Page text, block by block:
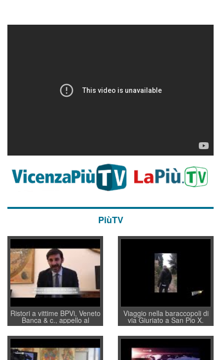
PiùTV
Ristori a vittime BPVi, Veneto
Banca & c., appello al
sottosegretario Alessio
Villarosa: per mettere ordine
convochi con Di Maio CNCU
a supporto della cabina di
regia al Mef
Viaggio nella baraccopoli di
via Giuriato a San Pio X.
Vicenza ai Vicentini: “faremo
un regalo di Natale ai
residenti”